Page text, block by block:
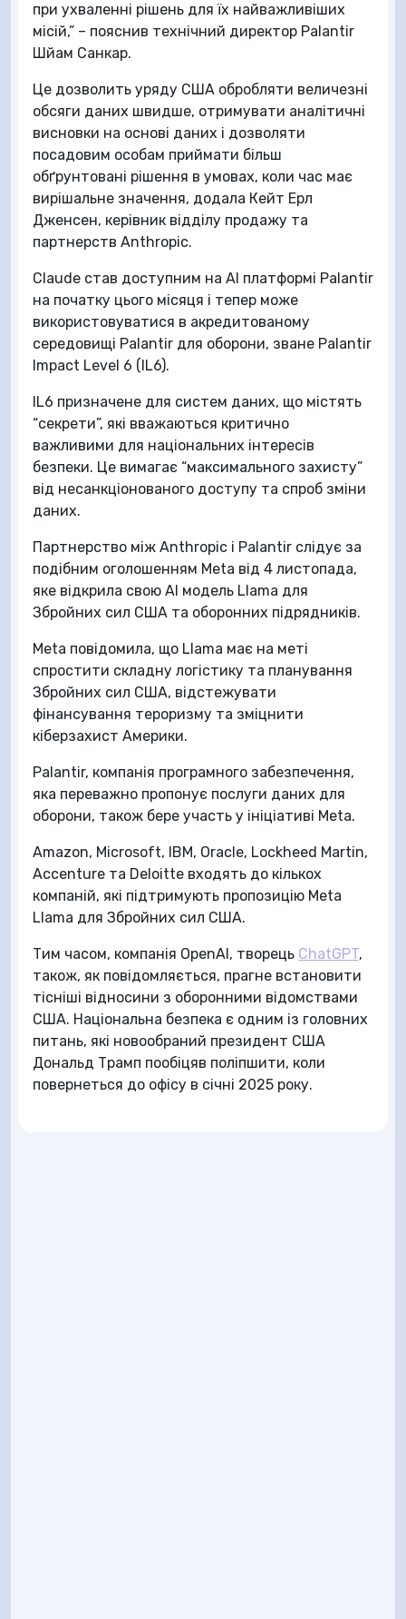
при ухваленні рішень для їх найважливіших
місій,” – пояснив технічний директор Palantir
Шйам Санкар.
Це дозволить уряду США обробляти величезні
обсяги даних швидше, отримувати аналітичні
висновки на основі даних і дозволяти
посадовим особам приймати більш
обґрунтовані рішення в умовах, коли час має
вирішальне значення, додала Кейт Ерл
Дженсен, керівник відділу продажу та
партнерств Anthropic.
Claude став доступним на AI платформі Palantir
на початку цього місяця і тепер може
використовуватися в акредитованому
середовищі Palantir для оборони, зване Palantir
Impact Level 6 (IL6).
IL6 призначене для систем даних, що містять
“секрети”, які вважаються критично
важливими для національних інтересів
безпеки. Це вимагає “максимального захисту”
від несанкціонованого доступу та спроб зміни
даних.
Партнерство між Anthropic і Palantir слідує за
подібним оголошенням Meta від 4 листопада,
яке відкрила свою AI модель Llama для
Збройних сил США та оборонних підрядників.
Meta повідомила, що Llama має на меті
спростити складну логістику та планування
Збройних сил США, відстежувати
фінансування тероризму та зміцнити
кіберзахист Америки.
Palantir, компанія програмного забезпечення,
яка переважно пропонує послуги даних для
оборони, також бере участь у ініціативі Meta.
Amazon, Microsoft, IBM, Oracle, Lockheed Martin,
Accenture та Deloitte входять до кількох
компаній, які підтримують пропозицію Meta
Llama для Збройних сил США.
Тим часом, компанія OpenAI, творець ChatGPT,
також, як повідомляється, прагне встановити
тісніші відносини з оборонними відомствами
США. Національна безпека є одним із головних
питань, які новообраний президент США
Дональд Трамп пообіцяв поліпшити, коли
повернеться до офісу в січні 2025 року.